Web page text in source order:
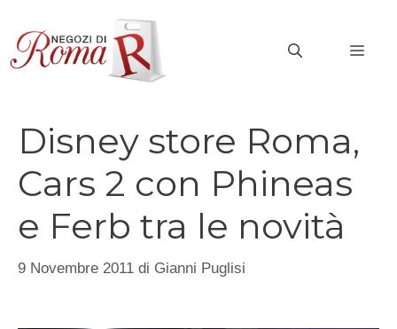
contenuto
Disney store Roma,
Cars 2 con Phineas
e Ferb tra le novità
9 Novembre 2011 di Gianni Puglisi